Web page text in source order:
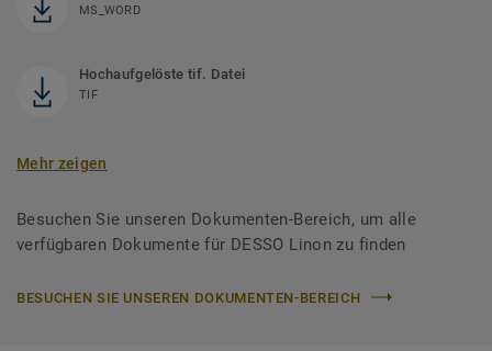
MS_WORD
Hochaufgelöste tif. Datei
TIF
Mehr zeigen
Besuchen Sie unseren Dokumenten-Bereich, um alle
verfügbaren Dokumente für DESSO Linon zu finden
BESUCHEN SIE UNSEREN DOKUMENTEN-BEREICH